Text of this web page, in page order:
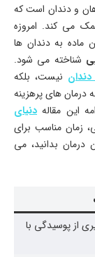
و دندان است که
می کند. امروزه
ماده به دندان ها
شناخته می شود.
نیست، بلکه
درمان های پرهزینه
این مقاله دنیای
زمان مناسب برای
بدانید، می
از پوسیدگی با